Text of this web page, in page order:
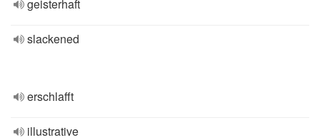
geisterhaft
slackened
erschlafft
illustrative